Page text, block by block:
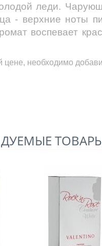
леди.
- верхние ноты
воспевает
цене, необходимо